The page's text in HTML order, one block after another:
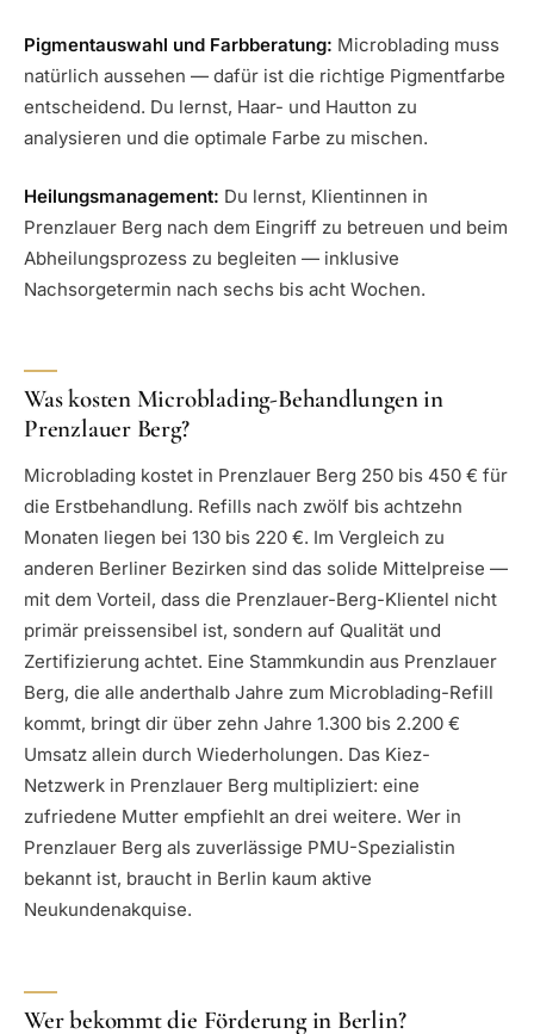
Pigmentauswahl und Farbberatung: Microblading muss
natürlich aussehen — dafür ist die richtige Pigmentfarbe
entscheidend. Du lernst, Haar- und Hautton zu
analysieren und die optimale Farbe zu mischen.
Heilungsmanagement: Du lernst, Klientinnen in
Prenzlauer Berg nach dem Eingriff zu betreuen und beim
Abheilungsprozess zu begleiten — inklusive
Nachsorgetermin nach sechs bis acht Wochen.
Was kosten Microblading-Behandlungen in
Prenzlauer Berg?
Microblading kostet in Prenzlauer Berg 250 bis 450 € für
die Erstbehandlung. Refills nach zwölf bis achtzehn
Monaten liegen bei 130 bis 220 €. Im Vergleich zu
anderen Berliner Bezirken sind das solide Mittelpreise —
mit dem Vorteil, dass die Prenzlauer-Berg-Klientel nicht
primär preissensibel ist, sondern auf Qualität und
Zertifizierung achtet. Eine Stammkundin aus Prenzlauer
Berg, die alle anderthalb Jahre zum Microblading-Refill
kommt, bringt dir über zehn Jahre 1.300 bis 2.200 €
Umsatz allein durch Wiederholungen. Das Kiez-
Netzwerk in Prenzlauer Berg multipliziert: eine
zufriedene Mutter empfiehlt an drei weitere. Wer in
Prenzlauer Berg als zuverlässige PMU-Spezialistin
bekannt ist, braucht in Berlin kaum aktive
Neukundenakquise.
Wer bekommt die Förderung in Berlin?